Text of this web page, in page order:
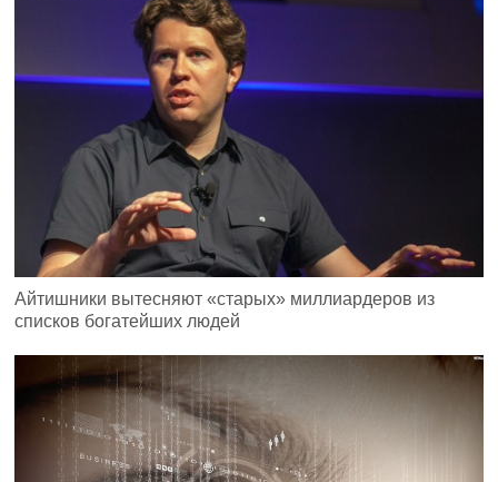
Айтишники вытесняют «старых» миллиардеров из
списков богатейших людей